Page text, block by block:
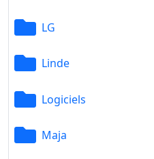
LG
Linde
Logiciels
Maja